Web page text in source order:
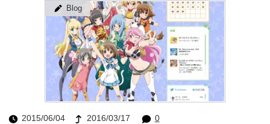
Blog
2015/06/04 2016/03/17 0